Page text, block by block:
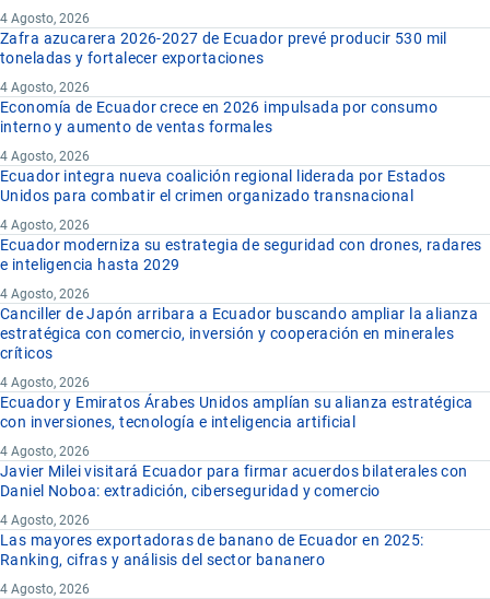
4 Agosto, 2026
Zafra azucarera 2026-2027 de Ecuador prevé producir 530 mil
toneladas y fortalecer exportaciones
4 Agosto, 2026
Economía de Ecuador crece en 2026 impulsada por consumo
interno y aumento de ventas formales
4 Agosto, 2026
Ecuador integra nueva coalición regional liderada por Estados
Unidos para combatir el crimen organizado transnacional
4 Agosto, 2026
Ecuador moderniza su estrategia de seguridad con drones, radares
e inteligencia hasta 2029
4 Agosto, 2026
Canciller de Japón arribara a Ecuador buscando ampliar la alianza
estratégica con comercio, inversión y cooperación en minerales
críticos
4 Agosto, 2026
Ecuador y Emiratos Árabes Unidos amplían su alianza estratégica
con inversiones, tecnología e inteligencia artificial
4 Agosto, 2026
Javier Milei visitará Ecuador para firmar acuerdos bilaterales con
Daniel Noboa: extradición, ciberseguridad y comercio
4 Agosto, 2026
Las mayores exportadoras de banano de Ecuador en 2025:
Ranking, cifras y análisis del sector bananero
4 Agosto, 2026